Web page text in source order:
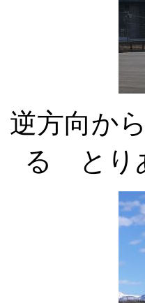
逆方向か
る とり